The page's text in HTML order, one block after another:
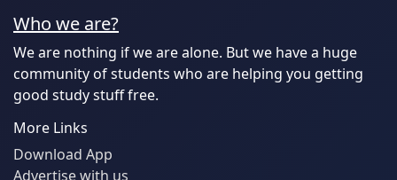
Who we are?
We are nothing if we are alone. But we have a huge
community of students who are helping you getting
good study stuff free.
More Links
Download App
Advertise with us